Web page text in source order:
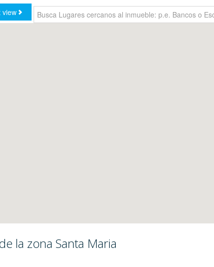
la zona Santa Maria